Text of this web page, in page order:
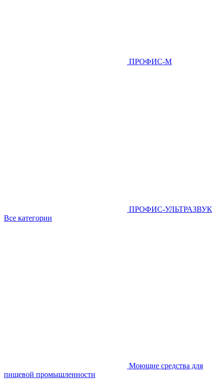
ПРОФИС-М
ПРОФИС-УЛЬТРАЗВУК
Все категории
Моющие средства для
пищевой промышленности